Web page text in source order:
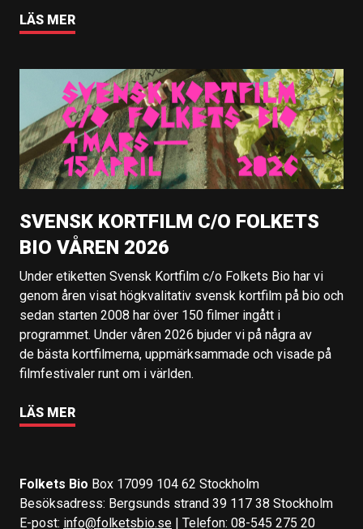
LÄS MER
SVENSK KORTFILM C/O FOLKETS
BIO VÅREN 2026
Under etiketten Svensk Kortfilm c/o Folkets Bio har vi
genom åren visat högkvalitativ svensk kortfilm på bio och
sedan starten 2008 har över 150 filmer ingått i
programmet. Under våren 2026 bjuder vi på några av
de bästa kortfilmerna, uppmärksammade och visade på
filmfestivaler runt om i världen.
LÄS MER
Folkets Bio Box 17099 104 62 Stockholm
Besöksadress: Bergsunds strand 39 117 38 Stockholm
E-post: info@folketsbio.se | Telefon: 08-545 275 20